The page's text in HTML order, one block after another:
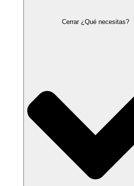
Cerrar ¿Qué necesitas?